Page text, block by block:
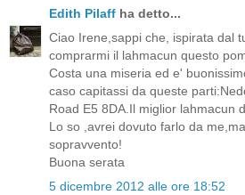
Edith Pilaff ha detto...
Ciao Irene,sappi che, ispirata dal
comprarmi il lahmacun questo
Costa una miseria ed e'
caso capitassi da queste
Road E5 8DA.Il miglior lahmacun
Lo so ,avrei dovuto farlo da
sopravvento!
Buona serata
5 dicembre 2012 alle ore 18:52